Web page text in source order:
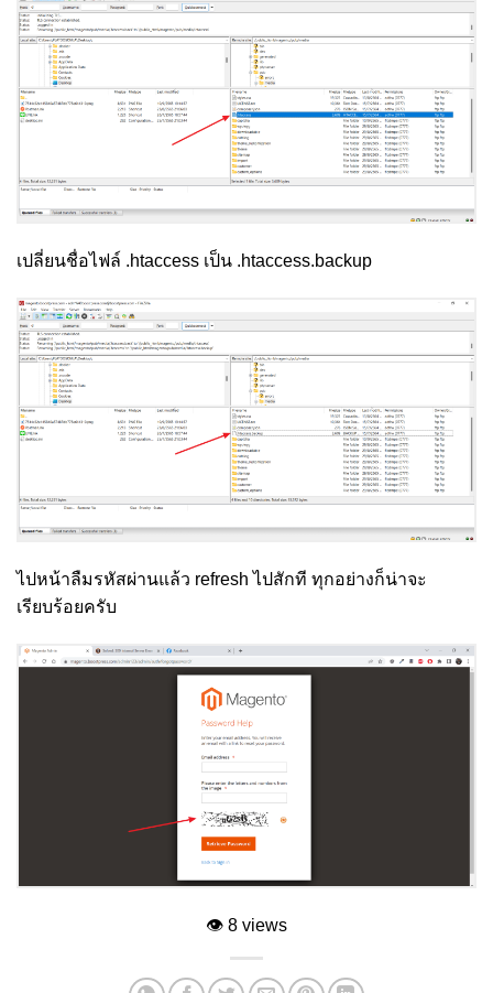
เปลี่ยนชื่อไฟล์ .htaccess เป็น .htaccess.backup
ไปหน้าลืมรหัสผ่านแล้ว refresh ไปสักที ทุกอย่างก็น่าจะ
เรียบร้อยครับ
👁 8 views